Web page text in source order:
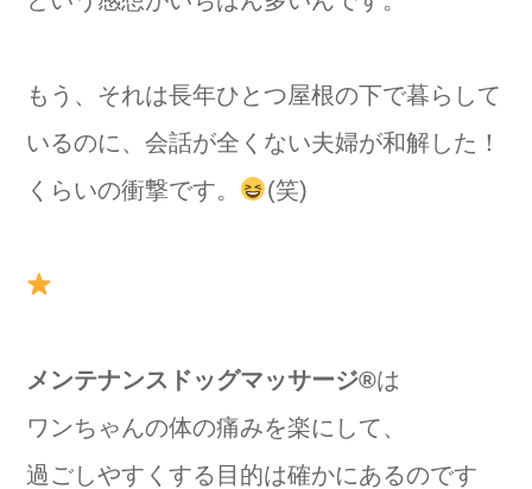
もう、それは長年ひとつ屋根の下で暮らして
いるのに、会話が全くない夫婦が和解した！
くらいの衝撃です。
(笑)
メンテナンスドッグマッサージ®️は
ワンちゃんの体の痛みを楽にして、
過ごしやすくする目的は確かにあるのです